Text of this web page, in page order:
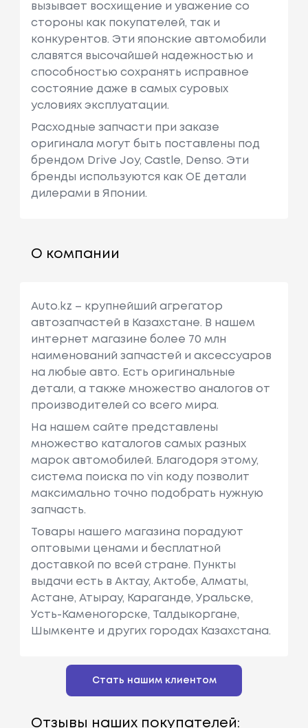
вызывает восхищение и уважение со
стороны как покупателей, так и
конкурентов. Эти японские автомобили
славятся высочайшей надежностью и
способностью сохранять исправное
состояние даже в самых суровых
условиях эксплуатации.
Расходные запчасти при заказе
оригинала могут быть поставлены под
брендом Drive Joy, Castle, Denso. Эти
бренды используются как ОЕ детали
дилерами в Японии.
О компании
Auto.kz – крупнейший агрегатор
автозапчастей в Казахстане. В нашем
интернет магазине более 70 млн
наименований запчастей и аксессуаров
на любые авто. Есть оригинальные
детали, а также множество аналогов от
производителей со всего мира.
На нашем сайте представлены
множество каталогов самых разных
марок автомобилей. Благодоря этому,
система поиска по vin коду позволит
максимально точно подобрать нужную
запчасть.
Товары нашего магазина порадуют
оптовыми ценами и бесплатной
доставкой по всей стране. Пункты
выдачи есть в Актау, Актобе, Алматы,
Астане, Атырау, Караганде, Уральске,
Усть-Каменогорске, Талдыкоргане,
Шымкенте и других городах Казахстана.
Стать нашим клиентом
Отзывы наших покупателей: